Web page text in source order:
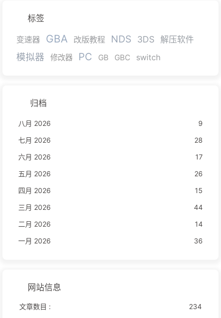
标签
变速器 GBA 改版教程 NDS 3DS 解压软件
模拟器 修改器 PC GB GBC switch
归档
八月 2026
9
七月 2026
28
六月 2026
17
五月 2026
26
四月 2026
15
三月 2026
44
二月 2026
14
一月 2026
36
网站信息
文章数目 :
234